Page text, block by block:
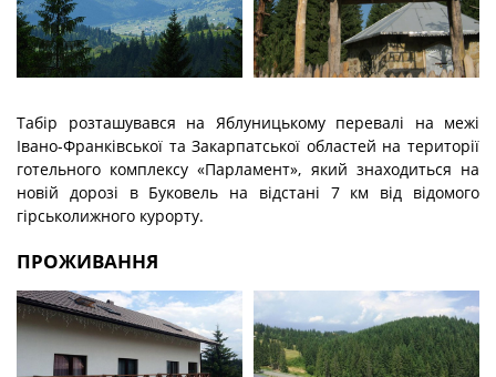
Табір розташувався на Яблуницькому перевалі на межі
Івано-Франківської та Закарпатської областей на території
готельного комплексу «Парламент», який знаходиться на
новій дорозі в Буковель на відстані 7 км від відомого
гірськолижного курорту.
ПРОЖИВАННЯ